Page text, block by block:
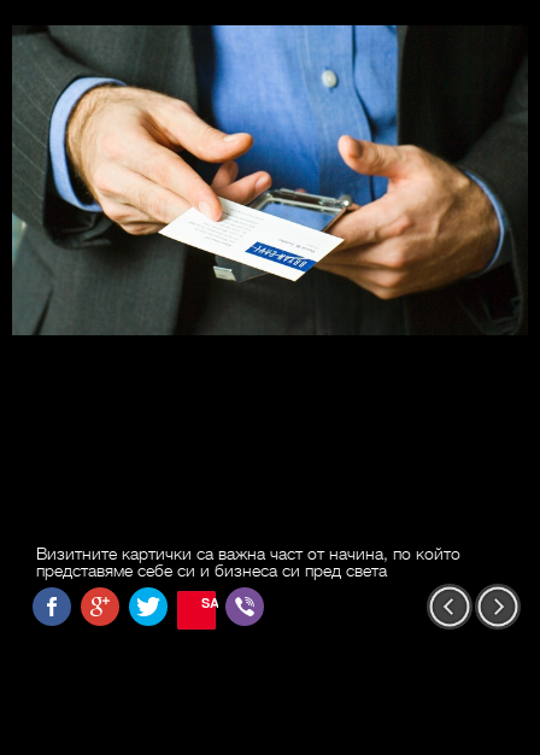
Визитните картички са важна част от начина, по който
представяме себе си и бизнеса си пред света
SAVE